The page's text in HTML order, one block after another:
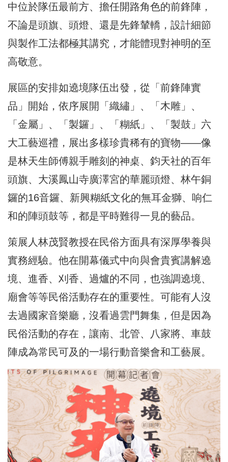
中位於隊伍最前方、擔任開路角色的前鋒陣，
不論是頭旗、頭燈、還是先鋒輦轎，設計細節
與製作工法都極其講究，才能體現對神明的至
高敬意。
展區的安排如遶境隊伍出發，從「前鋒陣實
品」開始，依序展開「織繡」、「木雕」、
「金屬」、「製鑼」、「糊紙」、「製鼓」六
大工藝巡禮，展出多樣珍貴稀有的寶物——像
是林天生師傅親手雕刻的神桌、鈞天社的百年
頭旗、大溪鳳山寺廣澤宮的華麗頭燈、林午銅
鑼的16音鑼、新興糊紙文化的無耳金獅、响仁
和的陣頭鼓等，都是平時難得一見的藝品。
策展人林茂賢教授在民俗方面具有深厚學養與
實務經驗。他在開幕儀式中向與會貴賓講解遶
境、進香、刈香、過爐的不同，也強調遶境、
廟會等等民俗活動存在的重要性。可能有人沒
去過國家音樂廳，沒看過雲門舞集，但是因為
民俗活動的存在，讓南、北管、八家將、車鼓
陣成為常民可及的一場行動音樂會和工藝展。